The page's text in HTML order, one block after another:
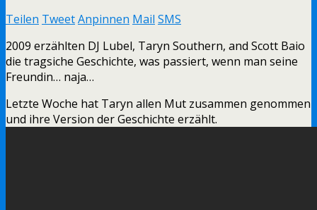
Teilen TweetAnpinnen Mail SMS
2009 erzählten DJ Lubel, Taryn Southern, and Scott Baio
die tragsiche Geschichte, was passiert, wenn man seine
Freundin… naja…
Letzte Woche hat Taryn allen Mut zusammen genommen
und ihre Version der Geschichte erzählt.